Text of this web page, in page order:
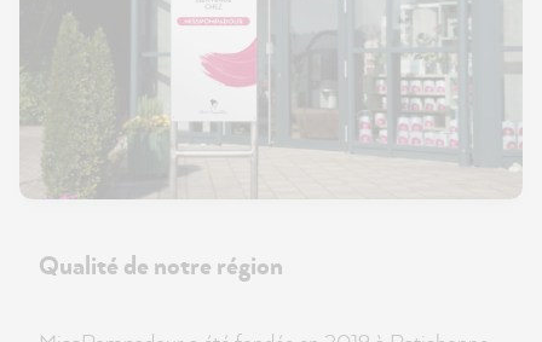
Qualité de notre région